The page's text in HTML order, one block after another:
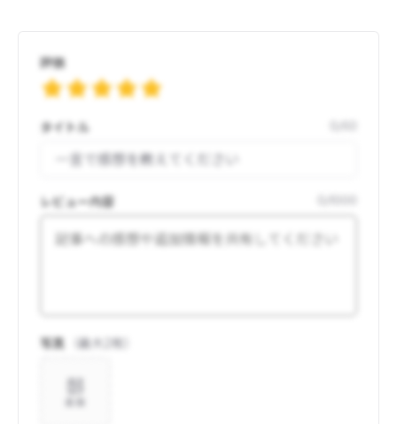
評価
タイトル
レビュー内容
写真 （最大 枚）